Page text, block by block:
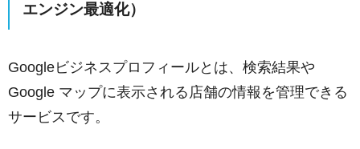
エンジン最適化）
Googleビジネスプロフィールとは、検索結果や
Google マップに表示される店舗の情報を管理できる
サービスです。